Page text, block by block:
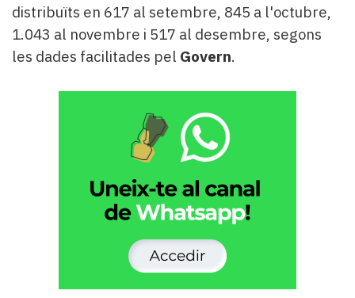
distribuïts en 617 al setembre, 845 a l'octubre,
1.043 al novembre i 517 al desembre, segons
les dades facilitades pel Govern.